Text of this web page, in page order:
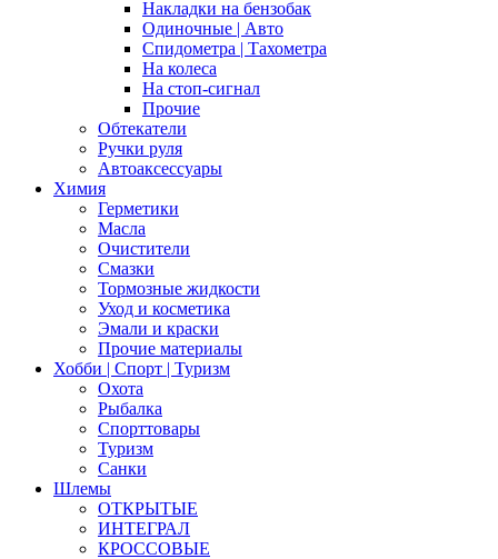
Накладки на бензобак
Одиночные | Авто
Спидометра | Тахометра
На колеса
На стоп-сигнал
Прочие
Обтекатели
Ручки руля
Автоаксессуары
Химия
Герметики
Масла
Очистители
Смазки
Тормозные жидкости
Уход и косметика
Эмали и краски
Прочие материалы
Хобби | Cпорт | Туризм
Охота
Рыбалка
Спорттовары
Туризм
Санки
Шлемы
ОТКРЫТЫЕ
ИНТЕГРАЛ
КРОССОВЫЕ